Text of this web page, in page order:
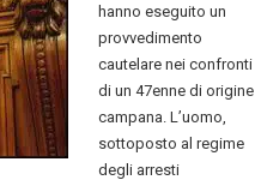
hanno eseguito un
provvedimento
cautelare nei confronti
di un 47enne di origine
campana. L’uomo,
sottoposto al regime
degli arresti